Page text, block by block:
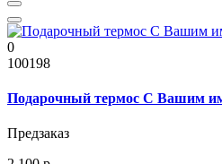
0
100198
Подарочный термос С Вашим
Предзаказ